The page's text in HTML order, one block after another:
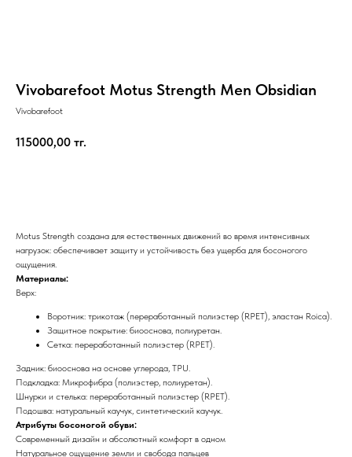
Vivobarefoot Motus Strength Men Obsidian
Vivobarefoot
115000,00 тг.
Motus Strength создана для естественных движений во время интенсивных
нагрузок: обеспечивает защиту и устойчивость без ущерба для босоногого
ощущения.
Материалы:
Верх:
Воротник: трикотаж (переработанный полиэстер (RPET), эластан Roica).
Защитное покрытие: биооснова, полиуретан.
Сетка: переработанный полиэстер (RPET).
Задник: биооснова на основе углерода, TPU.
Подкладка: Микрофибра (полиэстер, полиуретан).
Шнурки и стелька: переработанный полиэстер (RPET).
Подошва: натуральный каучук, синтетический каучук.
Атрибуты босоногой обуви:
Современный дизайн и абсолютный комфорт в одном
Натуральное ощущение земли и свобода пальцев